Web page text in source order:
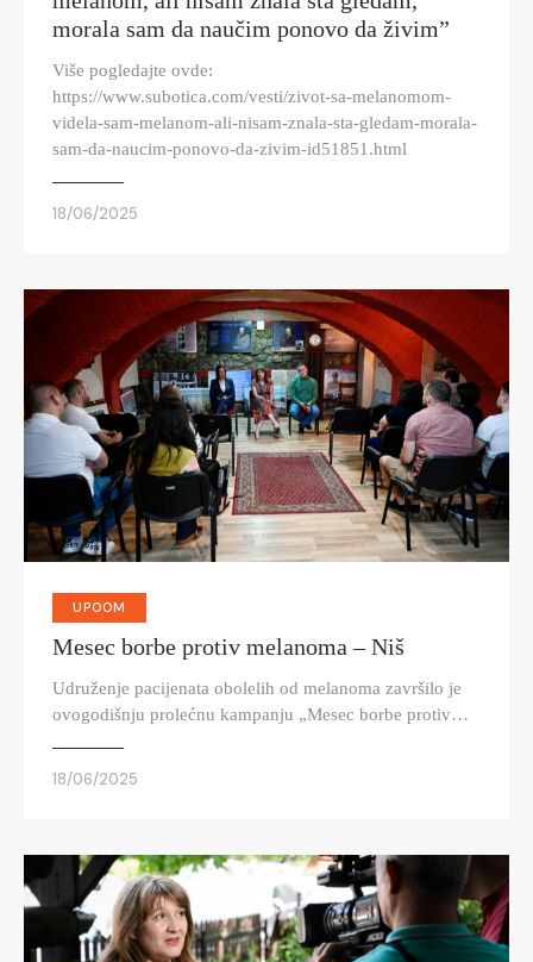
morala sam da naučim ponovo da živim”
Više pogledajte ovde:
https://www.subotica.com/vesti/zivot-sa-melanomom-
videla-sam-melanom-ali-nisam-znala-sta-gledam-morala-
sam-da-naucim-ponovo-da-zivim-id51851.html
18/06/2025
UPOOM
Mesec borbe protiv melanoma – Niš
Udruženje pacijenata obolelih od melanoma završilo je
ovogodišnju prolećnu kampanju „Mesec borbe protiv…
18/06/2025